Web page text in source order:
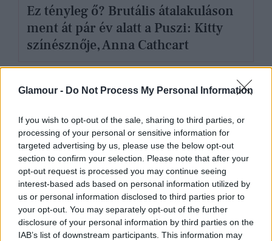
Glamour - Do Not Process My Personal Information
If you wish to opt-out of the sale, sharing to third parties, or
processing of your personal or sensitive information for
targeted advertising by us, please use the below opt-out
section to confirm your selection. Please note that after your
opt-out request is processed you may continue seeing
interest-based ads based on personal information utilized by
us or personal information disclosed to third parties prior to
your opt-out. You may separately opt-out of the further
disclosure of your personal information by third parties on the
IAB’s list of downstream participants. This information may
Ez tényleg ő? Brutális átalakuláson
ment át pár év alatt a Puszi: Kitty
színésznője, Anna Cathcart